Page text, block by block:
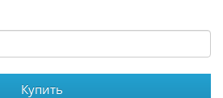
Купить